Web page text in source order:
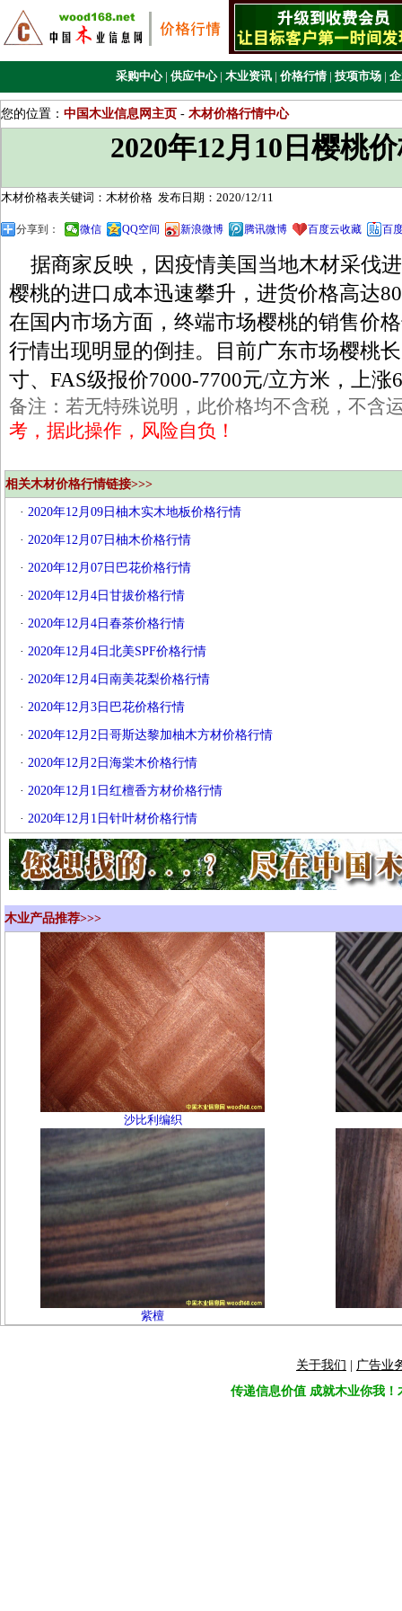
采购中心 | 供应中心 | 木业资讯 | 价格行情 | 技项市场 |
您的位置： 中国木业信息网主页 - 木材价格行情中心
2020年12月10日樱桃
木材价格表关键词：木材价格 发布日期：2020/12/11
分享到： 微信 QQ空间 新浪微博 腾讯微博 百度云收藏 百
据商家反映，因疫情美国当地木材采伐
樱桃的进口成本迅速攀升，进货价格高达
在国内市场方面，终端市场樱桃的销售价
行情出现明显的倒挂。目前广东市场樱桃
寸、FAS级报价7000-7700元/立方米，上涨
备注：若无特殊说明，此价格均不含税，不含
考，据此操作，风险自负！
相关木材价格行情链接>>>
· 2020年12月09日柚木实木地板价格行情
· 2020年12月07日柚木价格行情
· 2020年12月07日巴花价格行情
· 2020年12月4日甘拔价格行情
· 2020年12月4日春茶价格行情
· 2020年12月4日北美SPF价格行情
· 2020年12月4日南美花梨价格行情
· 2020年12月3日巴花价格行情
· 2020年12月2日哥斯达黎加柚木方材价格行情
· 2020年12月2日海棠木价格行情
· 2020年12月1日红檀香方材价格行情
· 2020年12月1日针叶材价格行情
木业产品推荐>>>
沙比利编织
紫檀
关于我们
广告业
传递信息价值 成就木业你我